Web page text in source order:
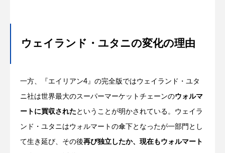
ウェイランド・ユタニの変化の理由
一方、『エイリアン4』の完全版ではウェイランド・ユタ
ニ社は世界最大のスーパーマーケットチェーンのウォルマ
ートに買収された ということが明かされている。ウェイラ
ンド・ユタニはウォルマートの傘下となったが一部門とし
て生き延び、その後再び独立したか、現在もウォルマート